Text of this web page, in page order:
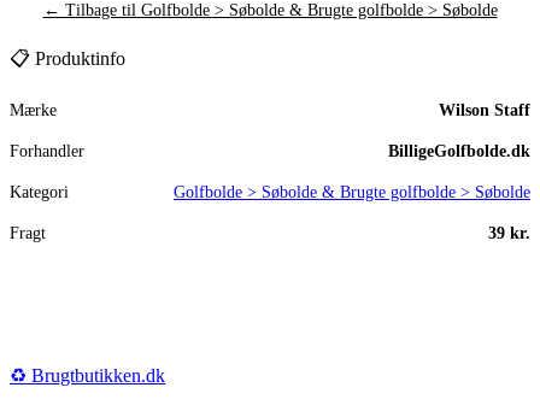
← Tilbage til Golfbolde > Søbolde & Brugte golfbolde > Søbolde
📋 Produktinfo
Mærke Wilson Staff
Forhandler BilligeGolfbolde.dk
Kategori Golfbolde > Søbolde & Brugte golfbolde > Søbolde
Fragt 39 kr.
♻️ Brugtbutikken.dk